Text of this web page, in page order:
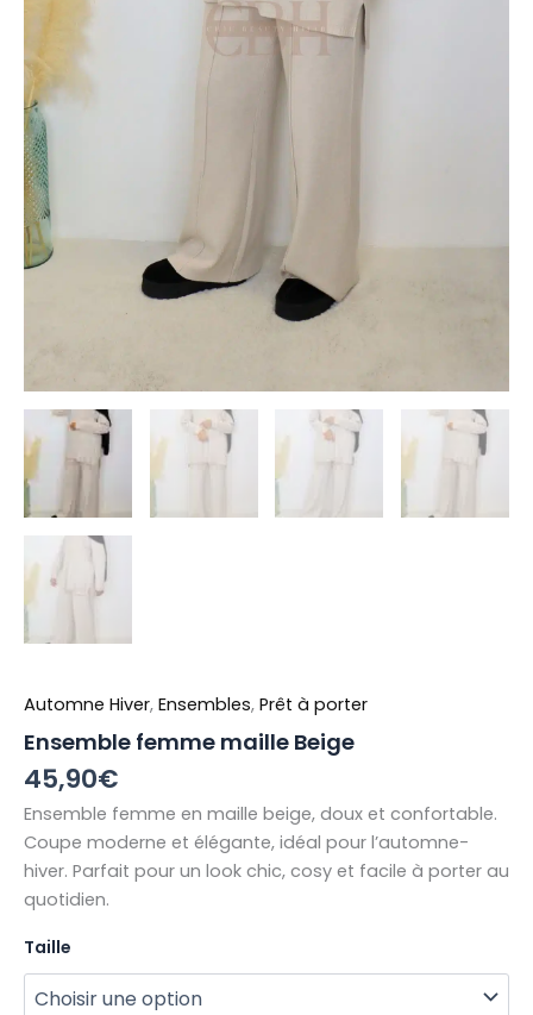
Automne Hiver, Ensembles, Prêt à porter
Ensemble femme maille Beige
45,90€
Ensemble femme en maille beige, doux et confortable.
Coupe moderne et élégante, idéal pour l’automne-
hiver. Parfait pour un look chic, cosy et facile à porter au
quotidien.
Taille